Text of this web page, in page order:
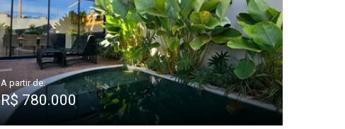
A partir de:
R$ 780.000